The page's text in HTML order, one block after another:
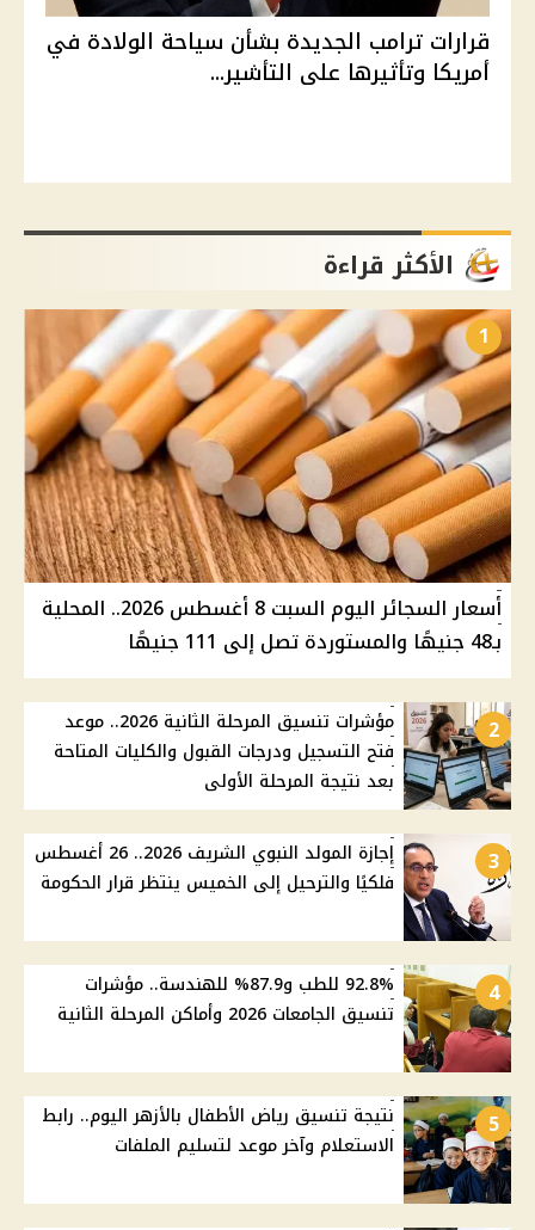
قرارات ترامب الجديدة بشأن سياحة الولادة في
أمريكا وتأثيرها على التأشير...
الأكثر قراءة
1
أسعار السجائر اليوم السبت 8 أغسطس 2026.. المحلية
بـ48 جنيهًا والمستوردة تصل إلى 111 جنيهًا
2
مؤشرات تنسيق المرحلة الثانية 2026.. موعد
فتح التسجيل ودرجات القبول والكليات المتاحة
بعد نتيجة المرحلة الأولى
3
إجازة المولد النبوي الشريف 2026.. 26 أغسطس
فلكيًا والترحيل إلى الخميس ينتظر قرار الحكومة
4
92.8% للطب و87.9% للهندسة.. مؤشرات
تنسيق الجامعات 2026 وأماكن المرحلة الثانية
5
نتيجة تنسيق رياض الأطفال بالأزهر اليوم.. رابط
الاستعلام وآخر موعد لتسليم الملفات